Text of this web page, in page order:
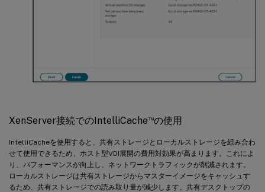
XenServer接続でのIntelliCache™の使用
IntelliCacheを使用すると、共有ストレージとローカルストレージを組み合わ
せて使用できるため、ホスト型VDI展開の費用対効果が高まります。これによ
り、パフォーマンスが向上し、ネットワークトラフィックが削減されます。
ローカルストレージは共有ストレージからマスターイメージをキャッシュす
るため、共有ストレージでの読み取り量が減少します。共有デスクトップの